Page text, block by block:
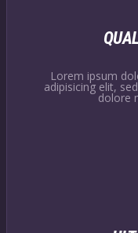
Lorem ipsum
adipisicing elit,
dolore